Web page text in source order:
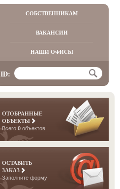
СОБСТВЕННИКАМ
ВАКАНСИИ
НАШИ ОФИСЫ
ID:
ОТОБРАННЫЕ
ОБЪЕКТЫ
Всего 0 объектов
ОСТАВИТЬ
ЗАКАЗ
Заполните форму